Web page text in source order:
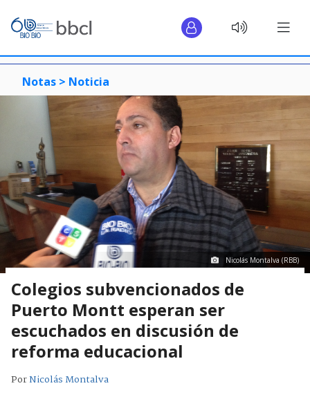
Notas > Noticia
Nicolás Montalva (RBB)
Colegios subvencionados de
Puerto Montt esperan ser
escuchados en discusión de
reforma educacional
PorNicolás Montalva